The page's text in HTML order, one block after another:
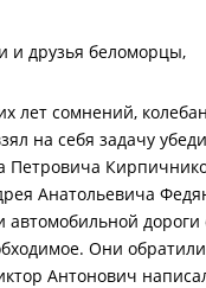
и друзья беломорцы,
лет сомнений,
на себя задачу
Петровича
Анатольевича
автомобильной
Они
Антонович